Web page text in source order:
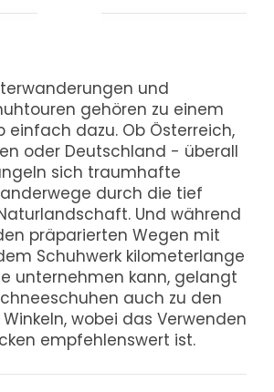
und
gehören zu einem
einfach dazu. Ob Österreich,
oder Deutschland - überall
sich traumhafte
durch die tief
Und während
präparierten Wegen mit
Schuhwerk kilometerlange
unternehmen kann, gelangt
auch zu den
wobei das Verwenden
empfehlenswert ist.